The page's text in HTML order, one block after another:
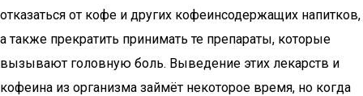
отказаться от кофе и других кофеинсодержащих напитков,
а также прекратить принимать те препараты, которые
вызывают головную боль. Выведение этих лекарств и
кофеина из организма займёт некоторое время, но когда